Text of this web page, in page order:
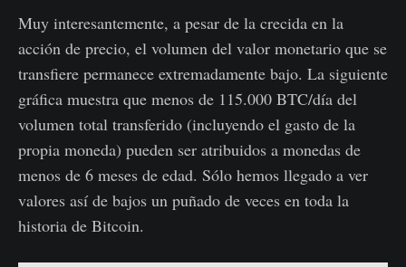
Muy interesantemente, a pesar de la crecida en la
acción de precio, el volumen del valor monetario que se
transfiere permanece extremadamente bajo. La siguiente
gráfica muestra que menos de 115.000 BTC/día del
volumen total transferido (incluyendo el gasto de la
propia moneda) pueden ser atribuidos a monedas de
menos de 6 meses de edad. Sólo hemos llegado a ver
valores así de bajos un puñado de veces en toda la
historia de Bitcoin.